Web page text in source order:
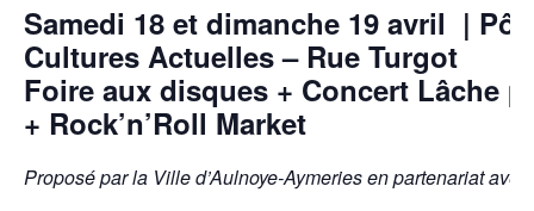
Samedi 18 et dimanche 19 avril |
Cultures Actuelles – Rue Turgot
Foire aux disques + Concert Lâche
+ Rock’n’Roll Market
Proposé par la Ville d’Aulnoye-Aymeries en partenariat avec